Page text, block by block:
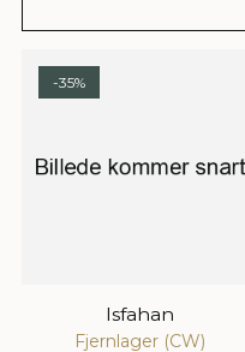
-35%
Isfahan
Fjernlager (CW)